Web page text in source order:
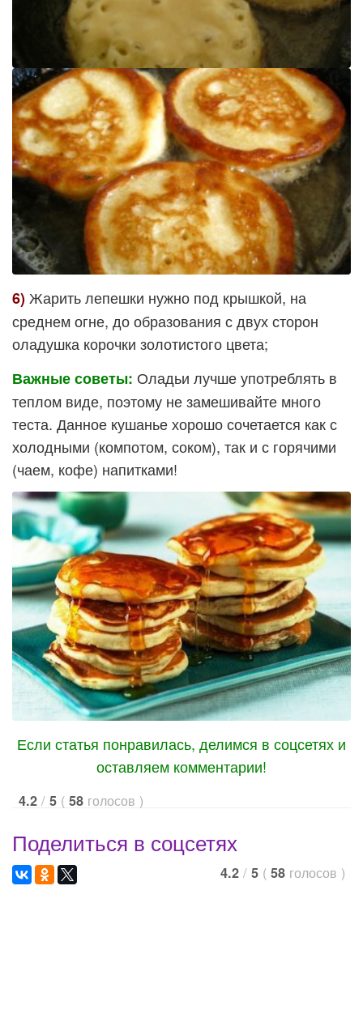
6)Жарить лепешки нужно под крышкой, на
среднем огне, до образования с двух сторон
оладушка корочки золотистого цвета;
Важные советы: Оладьи лучше употреблять в
теплом виде, поэтому не замешивайте много
теста. Данное кушанье хорошо сочетается как с
холодными (компотом, соком), так и с горячими
(чаем, кофе) напитками!
Если статья понравилась, делимся в соцсетях и
оставляем комментарии!
4.2 / 5 ( 58 голосов )
Поделиться в соцсетях
4.2 / 5 ( 58 голосов )